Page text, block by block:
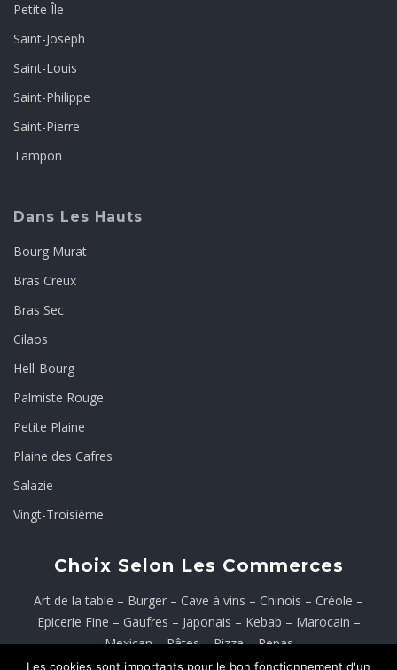
Petite Île
Saint-Joseph
Saint-Louis
Saint-Philippe
Saint-Pierre
Tampon
Dans Les Hauts
Bourg Murat
Bras Creux
Bras Sec
Cilaos
Hell-Bourg
Palmiste Rouge
Petite Plaine
Plaine des Cafres
Salazie
Vingt-Troisième
Choix Selon Les Commerces
Art de la table – Burger – Cave à vins – Chinois – Créole –
Epicerie Fine – Gaufres – Japonais – Kebab – Marocain –
Mexican–Pâtes–Pizza–Repas
Les cookies sont importants pour le bon fonctionnement d'un